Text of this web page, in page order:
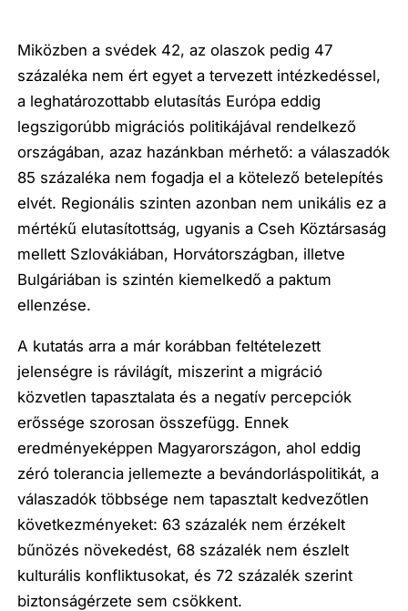
Miközben a svédek 42, az olaszok pedig 47
százaléka nem ért egyet a tervezett intézkedéssel,
a leghatározottabb elutasítás Európa eddig
legszigorúbb migrációs politikájával rendelkező
országában, azaz hazánkban mérhető: a válaszadók
85 százaléka nem fogadja el a kötelező betelepítés
elvét. Regionális szinten azonban nem unikális ez a
mértékű elutasítottság, ugyanis a Cseh Köztársaság
mellett Szlovákiában, Horvátországban, illetve
Bulgáriában is szintén kiemelkedő a paktum
ellenzése.
A kutatás arra a már korábban feltételezett
jelenségre is rávilágít, miszerint a migráció
közvetlen tapasztalata és a negatív percepciók
erőssége szorosan összefügg. Ennek
eredményeképpen Magyarországon, ahol eddig
zéró tolerancia jellemezte a bevándorláspolitikát, a
válaszadók többsége nem tapasztalt kedvezőtlen
következményeket: 63 százalék nem érzékelt
bűnözés növekedést, 68 százalék nem észlelt
kulturális konfliktusokat, és 72 százalék szerint
biztonságérzete sem csökkent.